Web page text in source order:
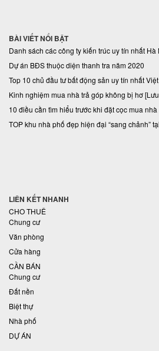
BÀI VIẾT NỔI BẬT
Danh sách các công ty kiến trúc uy tín nhất Hà
Dự án BĐS thuộc diện thanh tra năm 2020
Top 10 chủ đầu tư bất động sản uy tín nhất
Kinh nghiệm mua nhà trả góp không bị hơ
10 điều cần tìm hiểu trước khi đặt cọc mua nhà
TOP khu nhà phố đẹp hiện đại “sang chảnh”
LIÊN KẾT NHANH
CHO THUÊ
Chung cư
Văn phòng
Cửa hàng
CẦN BÁN
Chung cư
Đất nền
Biệt thự
Nhà phố
DỰ ÁN